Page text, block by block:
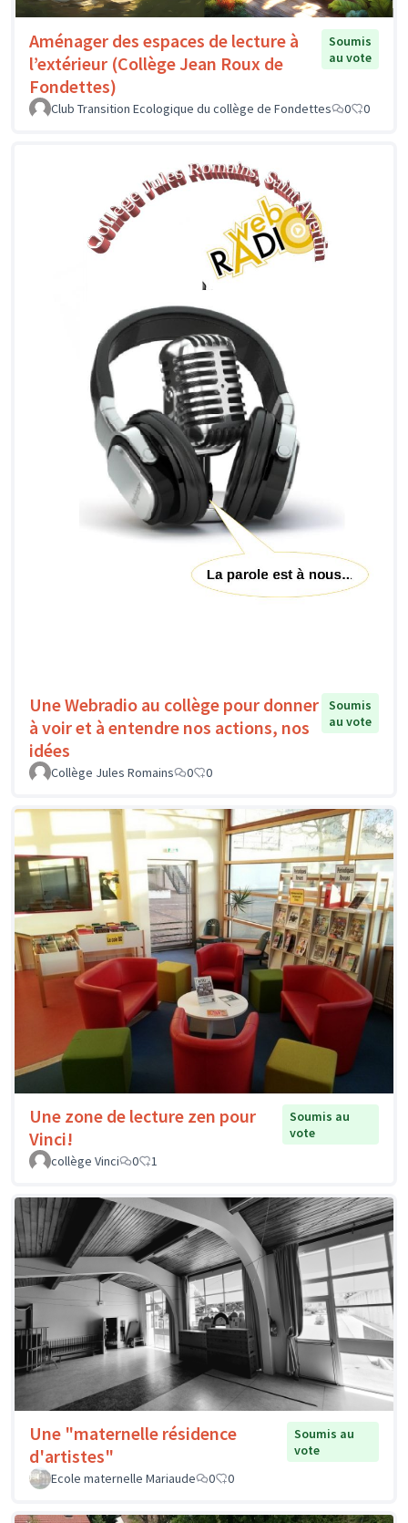
Aménager des espaces de lecture à
l’extérieur (Collège Jean Roux de
Fondettes)
Soumis
au vote
Club Transition Ecologique du collège de Fondettes 0 0
Une Webradio au collège pour donner
à voir et à entendre nos actions, nos
idées
Soumis
au vote
Collège Jules Romains 0 0
Une zone de lecture zen pour
Vinci!
Soumis au
vote
collège Vinci
0 1
Une "maternelle résidence
d'artistes"
Soumis au
vote
Ecole maternelle Mariaude
0 0